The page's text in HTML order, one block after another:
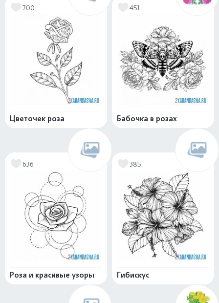
700
Цветочек роза
451
Бабочка в розах
636
Роза и красивые узоры
385
Гибискус